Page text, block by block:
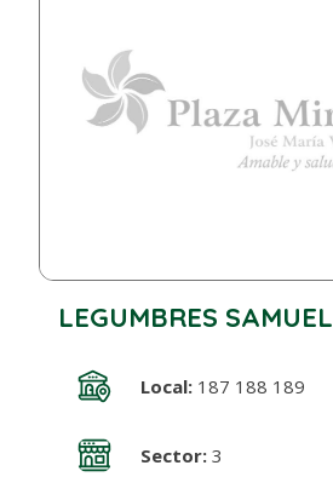
LEGUMBRES SAMUEL
Local:187 188 189
Sector:3